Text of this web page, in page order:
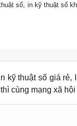
số, in kỹ thuật số
kỹ thuật số giá
cùng mạng xã